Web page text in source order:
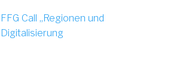
FFG Call „Regionen und
Digitalisierung